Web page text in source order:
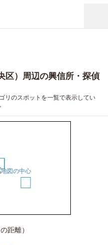
区）周辺の興信所・探偵
リのスポットを一覧で表示してい
距離）